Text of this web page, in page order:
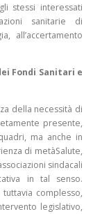
stessi interessati
sanitarie di
all’accertamento
Fondi Sanitari e
della necessità di
presente,
ma anche in
di metàSalute,
sindacali
in tal senso.
complesso,
legislativo,